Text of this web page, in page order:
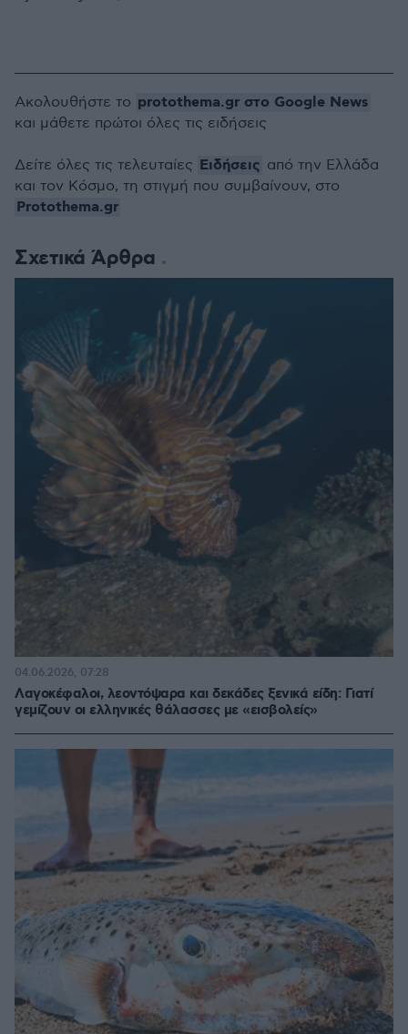
Σχετικά Άρθρα
Λαγοκέφαλοι, λεοντόψαρα και δεκάδες ξενικά είδη: Γιατί
γεμίζουν οι ελληνικές θάλασσες με «εισβολείς»
04.06.2026, 07:28
Ακολουθήστε το protothema.gr στο Google News
και μάθετε πρώτοι όλες τις ειδήσεις
Δείτε όλες τις τελευταίες Ειδήσεις από την Ελλάδα
και τον Κόσμο, τη στιγμή που συμβαίνουν, στο
Protothema.gr